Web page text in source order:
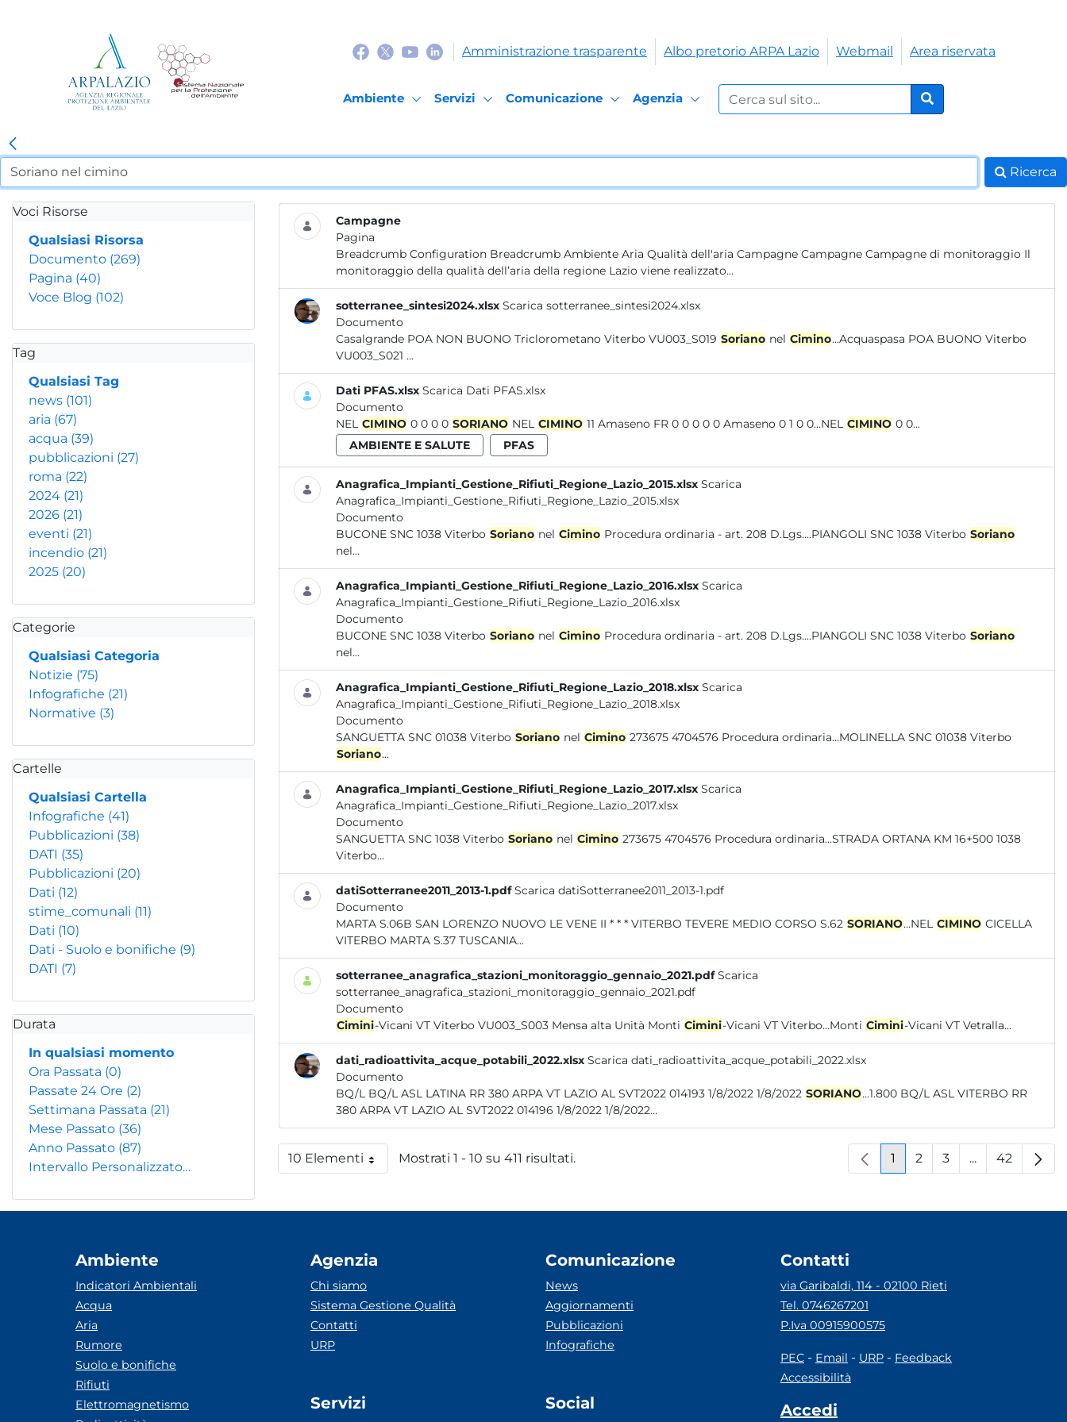
Amministrazione trasparente Albo pretorio ARPA Lazio Webmail Area riservata
Ambiente Servizi Comunicazione Agenzia
Cerca nel sito:
Cerca
Ricerca
Voci Risorse
Qualsiasi Risorsa
Documento (269)
Pagina (40)
Voce Blog (102)
Tag
Qualsiasi Tag
news (101)
aria (67)
acqua (39)
pubblicazioni (27)
roma (22)
2024 (21)
2026 (21)
eventi (21)
incendio (21)
2025 (20)
Categorie
Qualsiasi Categoria
Notizie (75)
Infografiche (21)
Normative (3)
Cartelle
Qualsiasi Cartella
Infografiche (41)
Pubblicazioni (38)
DATI (35)
Pubblicazioni (20)
Dati (12)
stime_comunali (11)
Dati (10)
Dati - Suolo e bonifiche (9)
DATI (7)
Durata
In qualsiasi momento
Ora Passata (0)
Passate 24 Ore (2)
Settimana Passata (21)
Mese Passato (36)
Anno Passato (87)
Intervallo Personalizzato…
Campagne
Pagina
Breadcrumb Configuration Breadcrumb Ambiente Aria Qualità dell'aria Campagne Campagne Campagne di monitoraggio Il
monitoraggio della qualità dell’aria della regione Lazio viene realizzato...
sotterranee_sintesi2024.xlsx Scarica sotterranee_sintesi2024.xlsx
Documento
Casalgrande POA NON BUONO Triclorometano Viterbo VU003_S019 Soriano nel Cimino...Acquaspasa POA BUONO Viterbo
VU003_S021 ...
Dati PFAS.xlsx Scarica Dati PFAS.xlsx
Documento
NEL CIMINO 0 0 0 0 SORIANO NEL CIMINO 11 Amaseno FR 0 0 0 0 0 Amaseno 0 1 0 0...NEL CIMINO 0 0...
AMBIENTE E SALUTE
PFAS
Anagrafica_Impianti_Gestione_Rifiuti_Regione_Lazio_2015.xlsx Scarica
Anagrafica_Impianti_Gestione_Rifiuti_Regione_Lazio_2015.xlsx
Documento
BUCONE SNC 1038 Viterbo Soriano nel Cimino Procedura ordinaria - art. 208 D.Lgs....PIANGOLI SNC 1038 Viterbo Soriano
nel...
Anagrafica_Impianti_Gestione_Rifiuti_Regione_Lazio_2016.xlsx Scarica
Anagrafica_Impianti_Gestione_Rifiuti_Regione_Lazio_2016.xlsx
Documento
BUCONE SNC 1038 Viterbo Soriano nel Cimino Procedura ordinaria - art. 208 D.Lgs....PIANGOLI SNC 1038 Viterbo Soriano
nel...
Anagrafica_Impianti_Gestione_Rifiuti_Regione_Lazio_2018.xlsx Scarica
Anagrafica_Impianti_Gestione_Rifiuti_Regione_Lazio_2018.xlsx
Documento
SANGUETTA SNC 01038 Viterbo Soriano nel Cimino 273675 4704576 Procedura ordinaria...MOLINELLA SNC 01038 Viterbo
Soriano...
Anagrafica_Impianti_Gestione_Rifiuti_Regione_Lazio_2017.xlsx Scarica
Anagrafica_Impianti_Gestione_Rifiuti_Regione_Lazio_2017.xlsx
Documento
SANGUETTA SNC 1038 Viterbo Soriano nel Cimino 273675 4704576 Procedura ordinaria...STRADA ORTANA KM 16+500 1038
Viterbo...
datiSotterranee2011_2013-1.pdf Scarica datiSotterranee2011_2013-1.pdf
Documento
MARTA S.06B SAN LORENZO NUOVO LE VENE II * * * VITERBO TEVERE MEDIO CORSO S.62 SORIANO...NEL CIMINO CICELLA
VITERBO MARTA S.37 TUSCANIA...
sotterranee_anagrafica_stazioni_monitoraggio_gennaio_2021.pdf Scarica
sotterranee_anagrafica_stazioni_monitoraggio_gennaio_2021.pdf
Documento
Cimini-Vicani VT Viterbo VU003_S003 Mensa alta Unità Monti Cimini-Vicani VT Viterbo...Monti Cimini-Vicani VT Vetralla...
dati_radioattivita_acque_potabili_2022.xlsx Scarica dati_radioattivita_acque_potabili_2022.xlsx
Documento
BQ/L BQ/L ASL LATINA RR 380 ARPA VT LAZIO AL SVT2022 014193 1/8/2022 1/8/2022 SORIANO...1.800 BQ/L ASL VITERBO RR
380 ARPA VT LAZIO AL SVT2022 014196 1/8/2022 1/8/2022...
10 ElementiPer paginaMostrati 1 - 10 su 411 risultati. Pagina
1 Pagina
2 Pagina
3 ...PaginePagina
42
Ambiente
Indicatori Ambientali
Acqua
Aria
Rumore
Suolo e bonifiche
Rifiuti
Elettromagnetismo
Agenzia
Chi siamo
Sistema Gestione Qualità
Contatti
URP
Servizi
Comunicazione
News
Aggiornamenti
Pubblicazioni
Infografiche
Social
Contatti
via Garibaldi, 114 - 02100 Rieti
Tel. 0746267201
P.Iva 00915900575
PEC - Email - URP - Feedback
Accessibilità
Accedi